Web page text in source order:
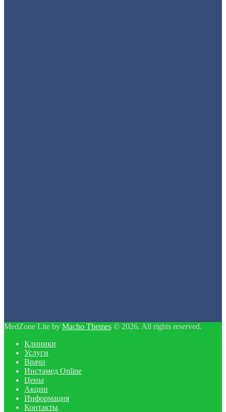
MedZone Lite by Macho Themes © 2026. All rights reserved.
Клиники
Услуги
Врачи
Инстамед Online
Цены
Акции
Информация
Контакты